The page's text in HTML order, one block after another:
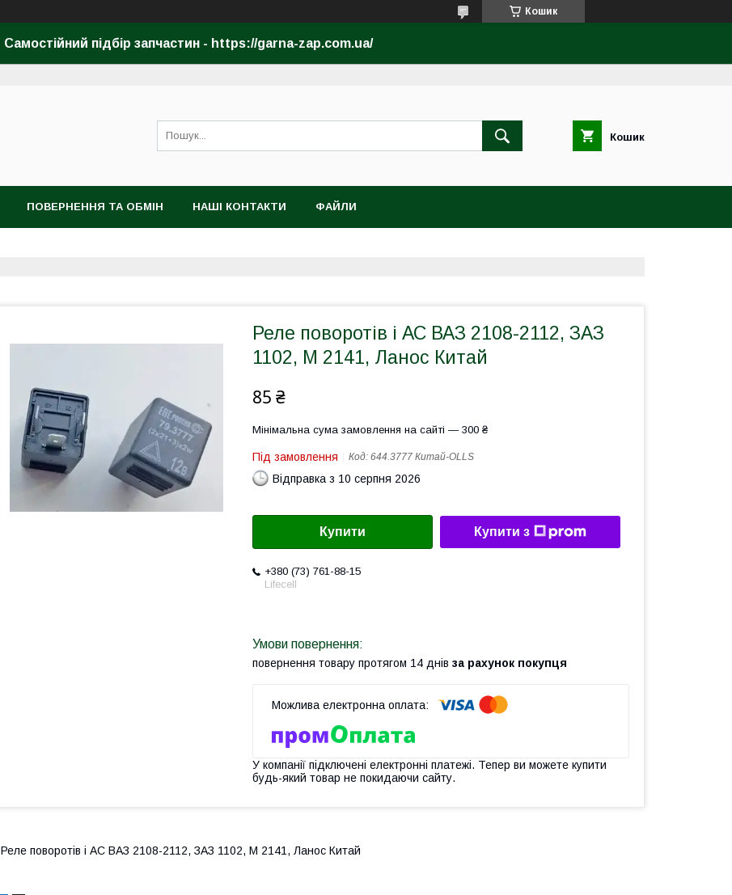
Кошик
Самостійний підбір запчастин - https://garna-zap.com.ua/
Кошик
ПОВЕРНЕННЯ ТА ОБМІН НАШІ КОНТАКТИ ФАЙЛИ
Реле поворотів і АС ВАЗ 2108-2112, ЗАЗ
1102, М 2141, Ланос Китай
85 ₴
Мінімальна сума замовлення на сайті — 300 ₴
Під замовлення Код: 644.3777 Китай-OLLS
Відправка з 10 серпня 2026
Купити Купити з
+380 (73) 761-88-15
Lifecell
повернення товару протягом 14 днів за рахунок покупця
У компанії підключені електронні платежі. Тепер ви можете купити
будь-який товар не покидаючи сайту.
Реле поворотів і АС ВАЗ 2108-2112, ЗАЗ 1102, М 2141, Ланос Китай